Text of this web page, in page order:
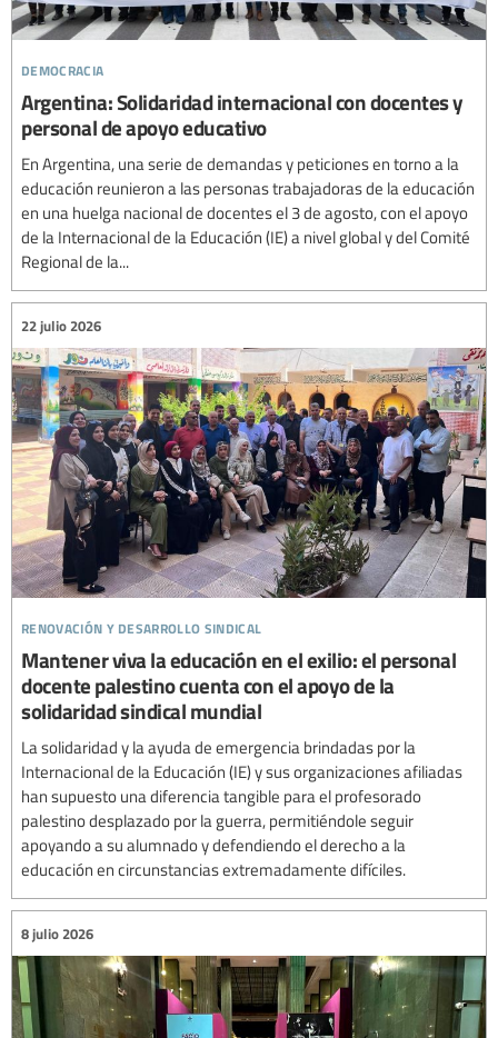
democracia
Argentina: Solidaridad internacional con docentes y
personal de apoyo educativo
En Argentina, una serie de demandas y peticiones en torno a la
educación reunieron a las personas trabajadoras de la educación
en una huelga nacional de docentes el 3 de agosto, con el apoyo
de la Internacional de la Educación (IE) a nivel global y del Comité
Regional de la...
renovación y desarrollo sindical
22 julio 2026
Mantener viva la educación en el exilio: el personal
docente palestino cuenta con el apoyo de la
solidaridad sindical mundial
La solidaridad y la ayuda de emergencia brindadas por la
Internacional de la Educación (IE) y sus organizaciones afiliadas
han supuesto una diferencia tangible para el profesorado
palestino desplazado por la guerra, permitiéndole seguir
apoyando a su alumnado y defendiendo el derecho a la
educación en circunstancias extremadamente difíciles.
8 julio 2026